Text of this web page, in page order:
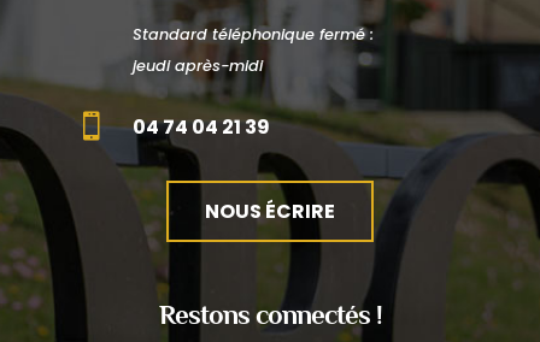
Standard téléphonique fermé :
jeudi après-midi
 04 74 04 21 39
NOUS ÉCRIRE
Restons connectés !